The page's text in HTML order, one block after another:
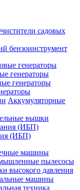
садовых
бензоинструмент
генераторы
генераторы
генераторы
Аккумуляторные
вышки
(ИБП)
машины
пылесосы
высокого давления
машины
техника